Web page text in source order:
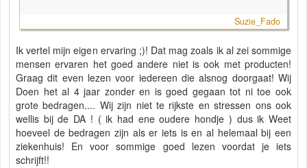
Suzie_Fado
Ik vertel mijn eigen ervaring ;)! Dat mag zoals ik al zei sommige
mensen ervaren het goed andere niet is ook met producten!
Graag dit even lezen voor iedereen die alsnog doorgaat! Wij
Doen het al 4 jaar zonder en is goed gegaan tot ni toe ook
grote bedragen.... Wij zijn niet te rijkste en stressen ons ook
wellis bij de DA ! ( ik had ene oudere hondje ) dus ik Weet
hoeveel de bedragen zijn als er iets is en al helemaal bij een
ziekenhuis! En voor sommige goed lezen voordat je iets
schrijft!!